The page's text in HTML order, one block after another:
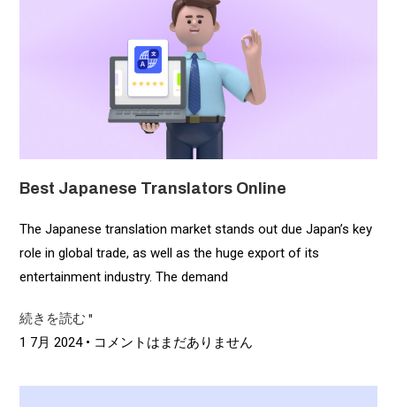
Best Japanese Translators Online
The Japanese translation market stands out due Japan’s key
role in global trade, as well as the huge export of its
entertainment industry. The demand
続きを読む "
1 7月 2024 コメントはまだありません